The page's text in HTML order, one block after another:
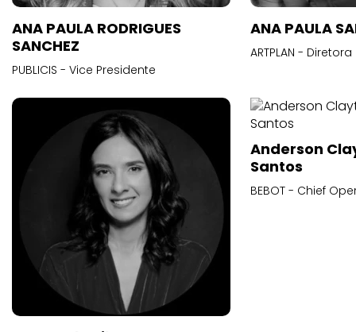
ANA PAULA RODRIGUES
SANCHEZ
PUBLICIS - Vice Presidente
ANA PAULA
ARTPLAN -
Anderson
Santos
BEBOT - Chief